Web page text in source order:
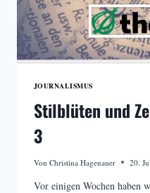
JOURNALISMUS
Stilblüten und
3
Von Christina Hagenauer 20.
Vor einigen Wochen haben